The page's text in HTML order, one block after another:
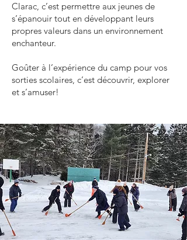
Clarac, c’est permettre aux jeunes de
s’épanouir tout en développant leurs
propres valeurs dans un environnement
enchanteur.
Goûter à l’expérience du camp pour vos
sorties scolaires, c’est découvrir, explorer
et s’amuser!